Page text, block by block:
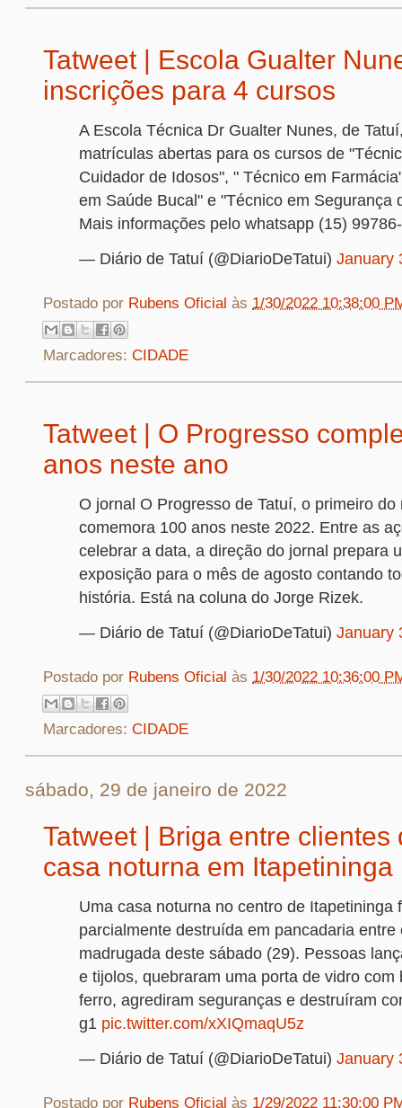
Tatweet | Escola Gualter
inscrições para 4 cursos
A Escola Técnica Dr Gualter Nunes, de
matrículas abertas para os cursos de
Cuidador de Idosos", " Técnico em
em Saúde Bucal" e "Técnico em Segurança
Mais informações pelo whatsapp (15)
— Diário de Tatuí (@DiarioDeTatui) January
Postado por Rubens Oficial às 1/30/2022 10:38:00
Marcadores: CIDADE
Tatweet | O Progresso
anos neste ano
O jornal O Progresso de Tatuí, o primeiro do
comemora 100 anos neste 2022. Entre as
celebrar a data, a direção do jornal prepara
exposição para o mês de agosto contando
história. Está na coluna do Jorge Rizek.
— Diário de Tatuí (@DiarioDeTatui) January
Postado por Rubens Oficial às 1/30/2022 10:36:00
Marcadores: CIDADE
sábado, 29 de janeiro de 2022
Tatweet | Briga entre clientes
casa noturna em Itapetininga
Uma casa noturna no centro de Itapetininga
parcialmente destruída em pancadaria entre
madrugada deste sábado (29). Pessoas
e tijolos, quebraram uma porta de vidro com
ferro, agrediram seguranças e destruíram
g1 pic.twitter.com/xXIQmaqU5z
— Diário de Tatuí (@DiarioDeTatui) January
Postado por Rubens Oficial às 1/29/2022 11:30:00